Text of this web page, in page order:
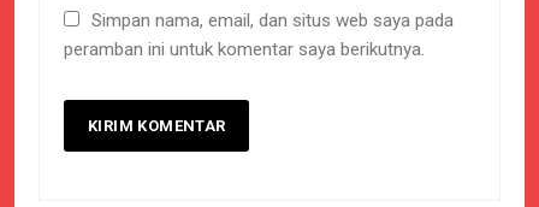
Simpan nama, email, dan situs web saya pada
peramban ini untuk komentar saya berikutnya.